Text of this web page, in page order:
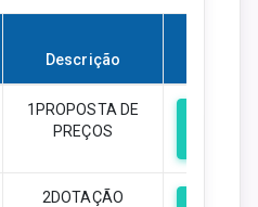
Descrição
1PROPOSTA DE
PREÇOS
2DOTAÇÃO